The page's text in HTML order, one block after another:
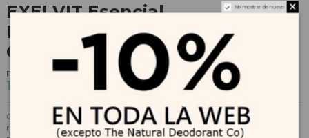
EXELVIT Esencial
Preconcepción y Embarazo 30
Cápsulas
Referencia 203022
15,84 € -10%
Complemento alimenticio con Zinc que contribuye a la fertilidad y
reproducción normales, con Ácido fólico, que incrementa el nivel de folato
No mostrar de nuevo